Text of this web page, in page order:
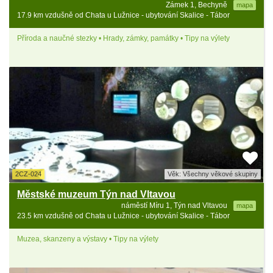
Zámek 1, Bechyně mapa
17.9 km vzdušně od Chata u Lužnice - ubytování Skalice - Tábor
Příroda a naučné stezky • Hrady, zámky, památky • Tipy na výlety
2CZ-024 Věk: Všechny věkové skupiny
Městské muzeum Týn nad Vltavou
náměstí Míru 1, Týn nad Vltavou mapa
23.5 km vzdušně od Chata u Lužnice - ubytování Skalice - Tábor
Muzea, skanzeny a výstavy • Tipy na výlety